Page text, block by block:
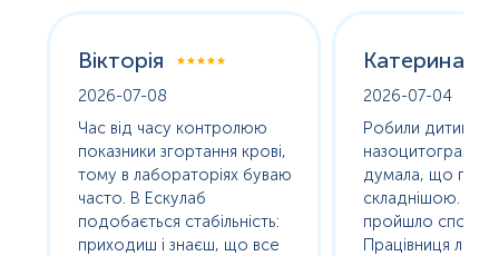
Вікторія
2026-07-08
Час від часу контролюю
показники згортання крові,
тому в лабораторіях буваю
часто. В Ескулаб
подобається стабільність:
приходиш і знаєш, що все
Катерина
2026-07-04
Робили дитині
назоцитограму.
думала, що
складнішою.
пройшло
Працівниця